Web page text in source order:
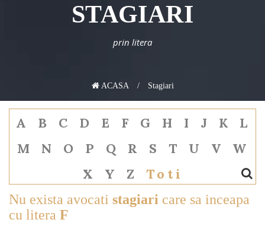
STAGIARI
prin litera
ACASA Stagiari
A B C D E F G H I J K
L
M
N O P Q R S T U V
W
X
Y Z Toti
Nu exista avocati stagiari care sa inceapa
cu litera F